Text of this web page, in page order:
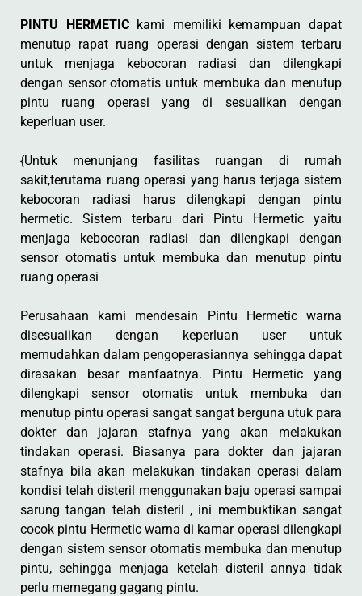
PINTU HERMETICkami memiliki kemampuan dapat
menutup rapat ruang operasi dengan sistem terbaru
untuk menjaga kebocoran radiasi dan dilengkapi
dengan sensor otomatis untuk membuka dan menutup
pintu ruang operasi yang di sesuaiikan dengan
keperluan user.
{Untuk menunjang fasilitas ruangan di rumah
sakit,terutama ruang operasi yang harus terjaga sistem
kebocoran radiasi harus dilengkapi dengan pintu
hermetic. Sistem terbaru dari Pintu Hermetic yaitu
menjaga kebocoran radiasi dan dilengkapi dengan
sensor otomatis untuk membuka dan menutup pintu
ruang operasi
Perusahaan kami mendesain Pintu Hermetic warna
disesuaiikan dengan keperluan user untuk
memudahkan dalam pengoperasiannya sehingga dapat
dirasakan besar manfaatnya. Pintu Hermetic yang
dilengkapi sensor otomatis untuk membuka dan
menutup pintu operasi sangat sangat berguna utuk para
dokter dan jajaran stafnya yang akan melakukan
tindakan operasi. Biasanya para dokter dan jajaran
stafnya bila akan melakukan tindakan operasi dalam
kondisi telah disteril menggunakan baju operasi sampai
sarung tangan telah disteril , ini membuktikan sangat
cocok pintu Hermetic warna di kamar operasi dilengkapi
dengan sistem sensor otomatis membuka dan menutup
pintu, sehingga menjaga ketelah disteril annya tidak
perlu memegang gagang pintu.